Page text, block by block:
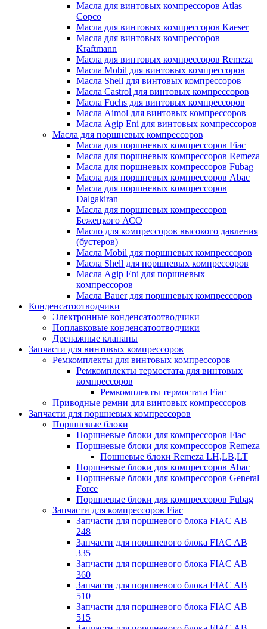
Масла для винтовых компрессоров Atlas
Copco
Масла для винтовых компрессоров Kaeser
Масла для винтовых компрессоров
Kraftmann
Масла для винтовых компрессоров Remeza
Масла Mobil для винтовых компрессоров
Масла Shell для винтовых компрессоров
Масла Castrol для винтовых компрессоров
Масла Fuchs для винтовых компрессоров
Масла Aimol для винтовых компрессоров
Масла Agip Eni для винтовых компрессоров
Масла для поршневых компрессоров
Масла для поршневых компрессоров Fiac
Масла для поршневых компрессоров Remeza
Масла для поршневых компрессоров Fubag
Масла для поршневых компрессоров Abac
Масла для поршневых компрессоров
Dalgakiran
Масла для поршневых компрессоров
Бежецкого АСО
Масло для компрессоров высокого давления
(бустеров)
Масла Mobil для поршневых компрессоров
Масла Shell для поршневых компрессоров
Масла Agip Eni для поршневых
компрессоров
Масла Bauer для поршневых компрессоров
Конденсатоотводчики
Электронные конденсатоотводчики
Поплавковые конденсатоотводчики
Дренажные клапаны
Запчасти для винтовых компрессоров
Ремкомплекты для винтовых компрессоров
Ремкомплекты термостата для винтовых
компрессоров
Ремкомплекты термостата Fiac
Приводные ремни для винтовых компрессоров
Запчасти для поршневых компрессоров
Поршневые блоки
Поршневые блоки для компрессоров Fiac
Поршневые блоки для компрессоров Remeza
Пошневые блоки Remeza LH,LB,LT
Поршневые блоки для компрессоров Abac
Поршневые блоки для компрессоров General
Force
Поршневые блоки для компрессоров Fubag
Запчасти для компрессоров Fiac
Запчасти для поршневого блока FIAC AB
248
Запчасти для поршневого блока FIAC AB
335
Запчасти для поршневого блока FIAC AB
360
Запчасти для поршневого блока FIAC AB
510
Запчасти для поршневого блока FIAC AB
515